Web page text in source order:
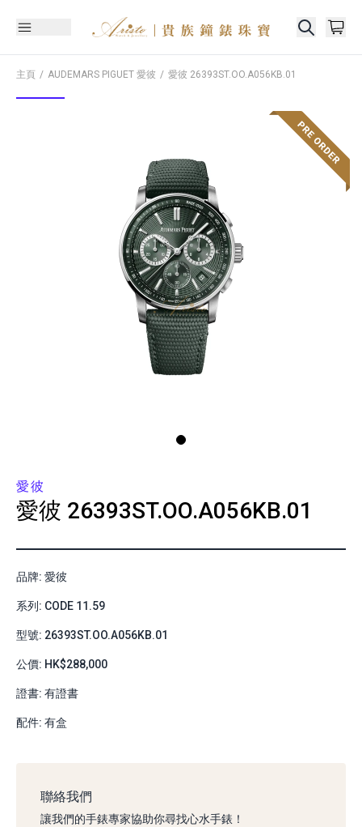
主頁 AUDEMARS PIGUET 愛彼 愛彼 26393ST.OO.A056KB.01
愛彼
愛彼 26393ST.OO.A056KB.01
品牌: 愛彼
系列: CODE 11.59
型號: 26393ST.OO.A056KB.01
公價: HK$288,000
證書: 有證書
配件: 有盒
聯絡我們
讓我們的手錶專家協助你尋找心水手錶！